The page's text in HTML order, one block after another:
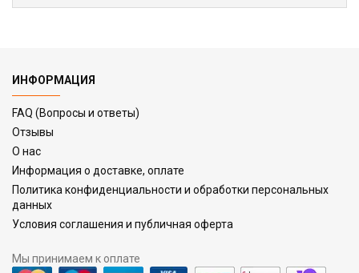
ИНФОРМАЦИЯ
FAQ (Вопросы и ответы)
Отзывы
О нас
Информация о доставке, оплате
Политика конфиденциальности и обработки персональных
данных
Условия соглашения и публичная оферта
Мы принимаем к оплате